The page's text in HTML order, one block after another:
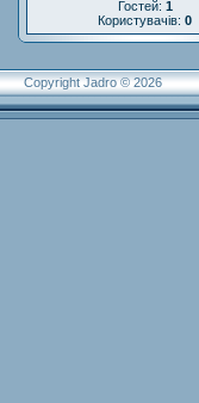
Гостей: 1
Користувачів: 0
Copyright Jadro © 2026